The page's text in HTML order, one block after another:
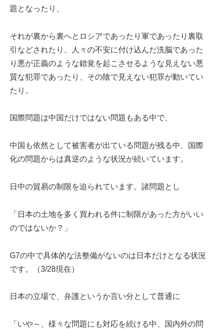
題となったり、
それが裏から裏へとロシアであったり軍であったり裏取
引などされたり、人々の不安に付け込んだ洗脳であった
り悪が正義のような錯覚を起こさせるような見えない悪
質な犯罪であったり、その陰で見えない犯罪が動いてい
たり。
国際問題は中国だけではない問題もある中で、
中国も依然として被害者が出ている問題が残る中、国際
化の問題からは真逆のような状況が続いています。
日中の貿易の制限を迫られています。諸問題とし
「日本の土地を多く買われる件に制限があった方がいい
のではないか？」
G7の中で具体的な法整備がないのは日本だけとなる状況
です。（3/28現在）
日本の立場で、弁護というか言い分として普通に
「いや～、様々な問題にも対応を続ける中、国内外の問